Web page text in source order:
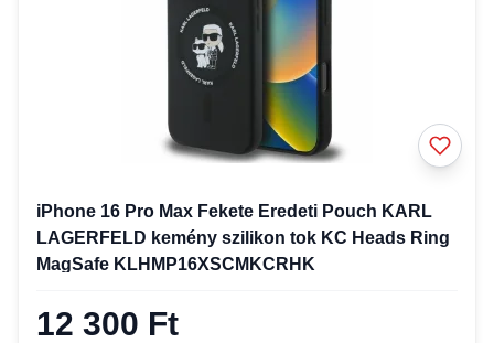
iPhone 16 Pro Max Fekete Eredeti Pouch KARL
LAGERFELD kemény szilikon tok KC Heads Ring
MagSafe KLHMP16XSCMKCRHK
12 300 Ft